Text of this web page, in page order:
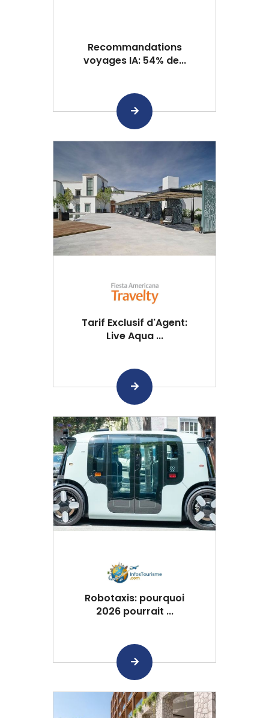
Recommandations
voyages IA: 54% de...
Tarif Exclusif d'Agent:
Live Aqua ...
Robotaxis: pourquoi
2026 pourrait ...